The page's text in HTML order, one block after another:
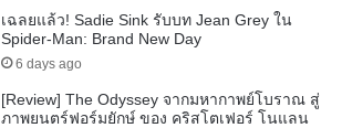
เฉลยแล้ว! Sadie Sink รับบท Jean Grey ใน
Spider-Man: Brand New Day
6 days ago
[Review] The Odyssey จากมหากาพย์โบราณ สู่
ภาพยนตร์ฟอร์มยักษ์ ของ คริสโตเฟอร์ โนแลน